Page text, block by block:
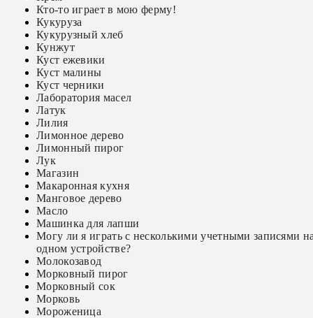
Кто-то играет в мою ферму!
Кукуруза
Кукурузный хлеб
Кунжут
Куст ежевики
Куст малины
Куст черники
Лаборатория масел
Латук
Лилия
Лимонное дерево
Лимонный пирог
Лук
Магазин
Макаронная кухня
Манговое дерево
Масло
Машинка для лапши
Могу ли я играть с несколькими учетными записями
одном устройстве?
Молокозавод
Морковный пирог
Морковный сок
Морковь
Мороженица